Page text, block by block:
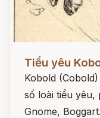
Đọc ngay
Tiểu yêu
Kobold
số loài tiểu
Gnome,